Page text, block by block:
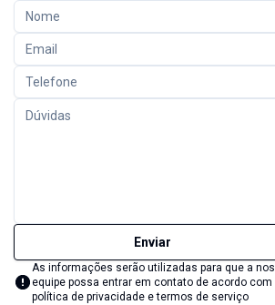
Enviar
As informações serão utilizadas para que a
equipe possa entrar em contato de acordo com
política de privacidade e termos de serviço